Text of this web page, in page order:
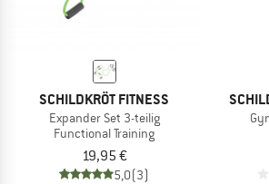
SCHILDKRÖT FITNESS
Expander Set 3-teilig
Functional Training
19,95 €
5,0(3)